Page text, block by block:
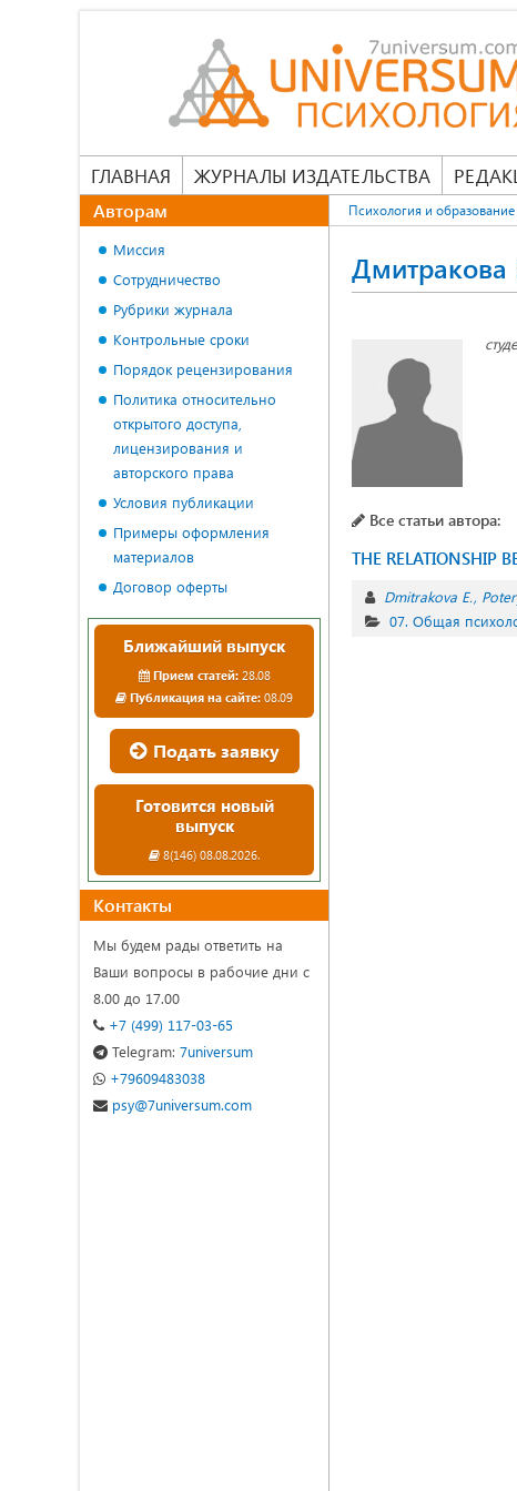
ГЛАВНАЯ ЖУРНАЛЫ ИЗДАТЕЛЬСТВА
Психология и образование
Дмитракова
Все статьи автора:
THE RELATIONSHIP
Dmitrakova E.
07. Общая
Авторам
Миссия
Сотрудничество
Рубрики журнала
Контрольные сроки
Порядок рецензирования
Политика относительно
открытого доступа,
лицензирования и
авторского права
Условия публикации
Примеры оформления
материалов
Договор оферты
Ближайший выпуск
Прием статей:28.08
Публикация на сайте: 08.09
Подать заявку
Готовится новый
выпуск
8(146) 08.08.2026.
Контакты
Мы будем рады ответить на
Ваши вопросы в рабочие дни с
8.00 до 17.00
+7 (499) 117-03-65
Telegram: 7universum
+79609483038
psy@7universum.com